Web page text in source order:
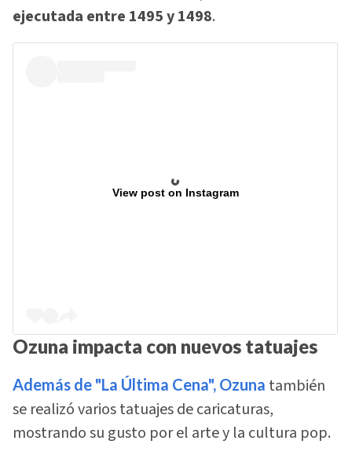
ejecutada entre 1495 y 1498.
View post on Instagram
Ozuna impacta con nuevos tatuajes
Además de "La Última Cena", Ozuna también
se realizó varios tatuajes de caricaturas,
mostrando su gusto por el arte y la cultura pop.